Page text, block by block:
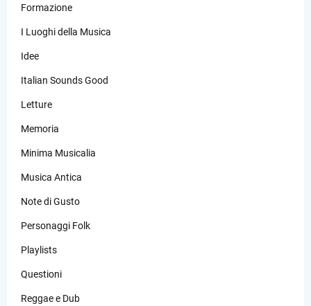
Formazione
I Luoghi della Musica
Idee
Italian Sounds Good
Letture
Memoria
Minima Musicalia
Musica Antica
Note di Gusto
Personaggi Folk
Playlists
Questioni
Reggae e Dub